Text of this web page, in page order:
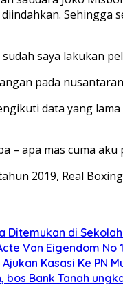
Sehingga
saya lakukan
pada
data yang
– apa mas cuma
2019, Real
Ditemukan di
Van Eigendom No
Kasasi Ke PN
Bank Tanah